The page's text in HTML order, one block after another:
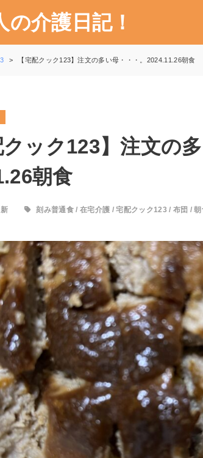
の介護日記！
【宅配クック123】注文の多い母・・・。2024.11.26朝食
クック123】注文の
朝食
刻み普通食 /在宅介護 /宅配クック123 / 布団 /朝